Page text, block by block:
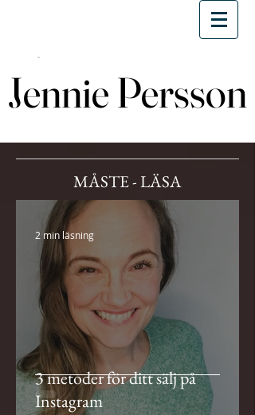
Jennie Persson
Jennie Persson
MÅSTE - LÄSA
3 metoder för ditt sälj på
Instagram
2 min läsning